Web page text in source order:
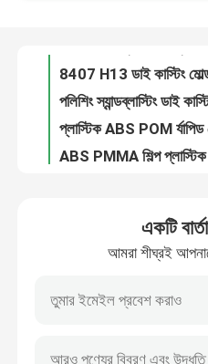
মান নিয়ন্ত্রণ
আমাদের সাথে যোগাযোগ করুন
অ্যালুমিনিয়াম ডাই ঢালাই
ইভি খুচরা যন্ত্রাংশ
CNC মেশিনিং যন্ত্রাংশ
একটি
আমরা শীঘ্রই